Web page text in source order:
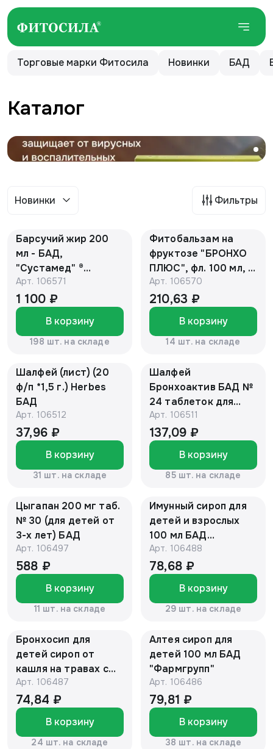
Торговые марки Фитосила Новинки БАД
Каталог
Новинки Фильтры
Барсучий жир 200
мл - БАД,
"Сустамед" ®
(коробочка)
Арт. 106571
1 100 ₽
В корзину
198 шт. на складе
Фитобальзам на
фруктозе "БРОНХО
ПЛЮС", фл. 100 мл, в
инд. уп. (новый
дизайн) "Алтайский
Арт. 106570
210,63 ₽
В корзину
14 шт. на складе
Шалфей (лист) (20
ф/п *1,5 г.) Herbes
БАД
Арт. 106512
37,96 ₽
В корзину
31 шт. на складе
Шалфей
Бронхоактив БАД №
24 таблеток для
рассасывания х 960
мг "Квадрат-С"
Арт. 106511
137,09 ₽
В корзину
85 шт. на складе
Цыгапан 200 мг таб.
№ 30 (для детей от
3-х лет) БАД
Арт. 106497
588 ₽
В корзину
11 шт. на складе
Имунный сироп для
детей и взрослых
100 мл БАД
"Фармгрупп"
Арт. 106488
78,68 ₽
В корзину
29 шт. на складе
Бронхосип для
детей сироп от
кашля на травах с
подорожником и
чабрецом, 100 мл
Арт. 106487
74,84 ₽
В корзину
24 шт. на складе
Алтея сироп для
детей 100 мл БАД
"Фармгрупп"
Арт. 106486
79,81 ₽
В корзину
38 шт. на складе